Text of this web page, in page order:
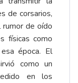
de corsarios,
de oído
físicas como
época. El
como un
en los